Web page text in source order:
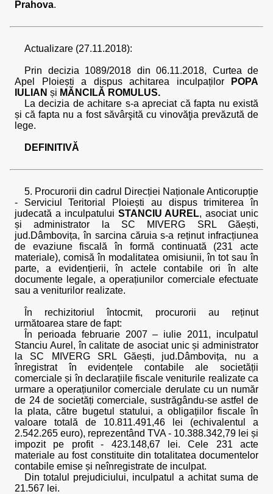
Prahova.
Actualizare (27.11.2018):
Prin decizia 1089/2018 din 06.11.2018, Curtea de
Apel Ploiești a dispus achitarea inculpaților
POPA
IULIAN și MĂNCILĂ ROMULUS.
La decizia de achitare s-a apreciat că fapta nu există
și că fapta nu a fost săvârşită cu vinovăţia prevăzută de
lege.
DEFINITIVĂ
5. Procurorii din cadrul Direcției Naționale Anticorupție
- Serviciul Teritorial Ploiești au dispus trimiterea în
judecată a inculpatului STANCIU AUREL, asociat unic
și administrator la SC MIVERG SRL Găești,
jud.Dâmbovița, în sarcina căruia s-a reținut infracțiunea
de evaziune fiscală în formă continuată (231 acte
materiale), comisă în modalitatea omisiunii, în tot sau în
parte, a evidențierii, în actele contabile ori în alte
documente legale, a operațiunilor comerciale efectuate
sau a veniturilor realizate.
În rechizitoriul întocmit, procurorii au reținut
următoarea stare de fapt:
În perioada februarie 2007 – iulie 2011, inculpatul
Stanciu Aurel, în calitate de asociat unic și administrator
la SC MIVERG SRL Găești, jud.Dâmbovița, nu a
înregistrat în evidențele contabile ale societății
comerciale și în declarațiile fiscale veniturile realizate ca
urmare a operațiunilor comerciale derulate cu un număr
de 24 de societăți comerciale, sustrăgându-se astfel de
la plata, către bugetul statului, a obligațiilor fiscale în
valoare totală de 10.811.491,46 lei (echivalentul a
2.542.265 euro), reprezentând TVA - 10.388.342,79 lei și
impozit pe profit - 423.148,67 lei. Cele 231 acte
materiale au fost constituite din totalitatea documentelor
contabile emise și neînregistrate de inculpat.
Din totalul prejudiciului, inculpatul a achitat suma de
21.567 lei.